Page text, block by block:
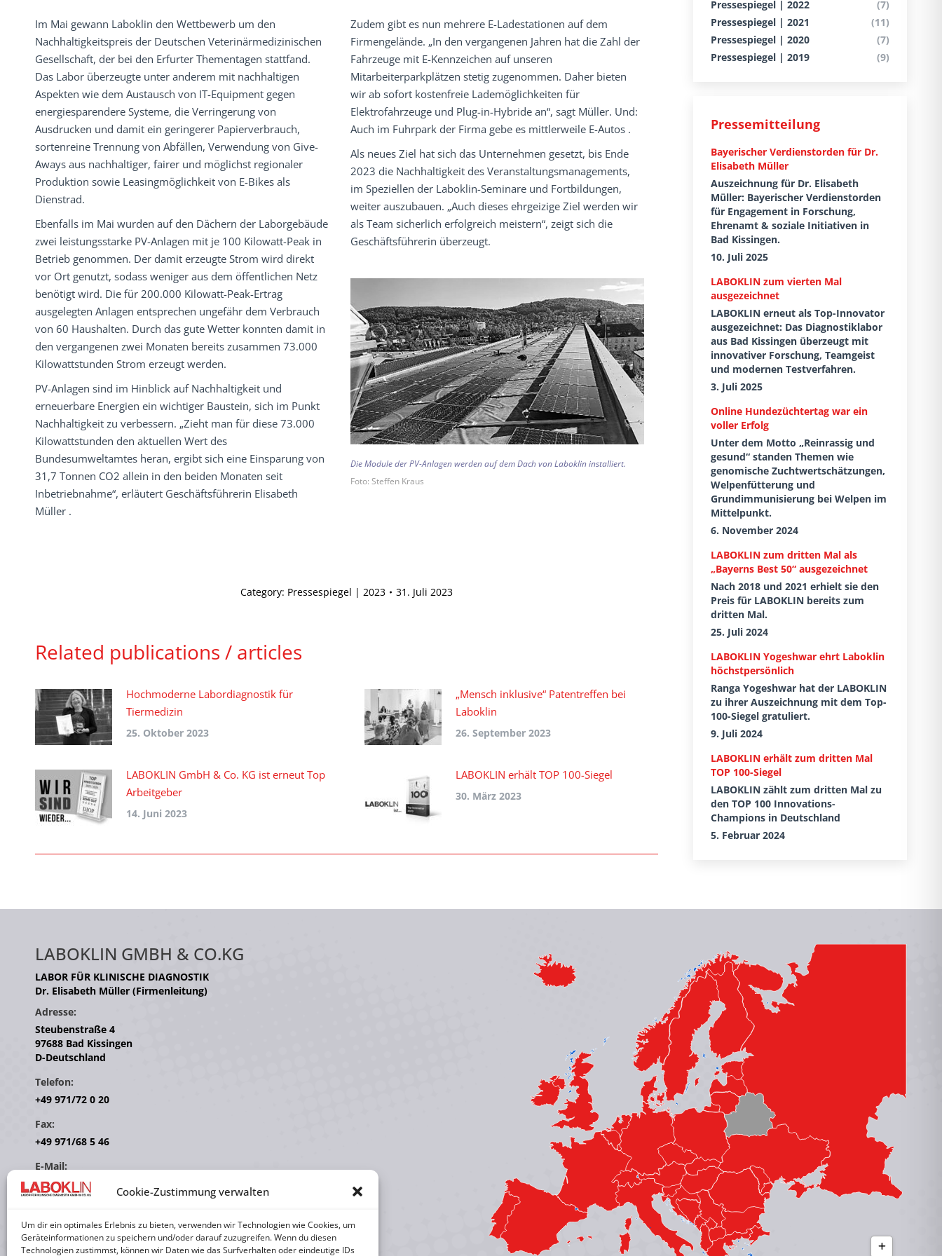
Cookie-Zustimmung verwalten
Um dir ein optimales Erlebnis zu bieten, verwenden wir Technologien wie Cookies, um
Geräteinformationen zu speichern und/oder darauf zuzugreifen. Wenn du diesen
Technologien zustimmst, können wir Daten wie das Surfverhalten oder eindeutige IDs
Im Mai gewann Laboklin den Wettbewerb um den
Nachhaltigkeitspreis der Deutschen Veterinärmedizinischen
Gesellschaft, der bei den Erfurter Thementagen stattfand.
Das Labor überzeugte unter anderem mit nachhaltigen
Aspekten wie dem Austausch von IT-Equipment gegen
energiesparendere Systeme, die Verringerung von
Ausdrucken und damit ein geringerer Papierverbrauch,
sortenreine Trennung von Abfällen, Verwendung von Give-
Aways aus nachhaltiger, fairer und möglichst regionaler
Produktion sowie Leasingmöglichkeit von E-Bikes als
Dienstrad.
Ebenfalls im Mai wurden auf den Dächern der Laborgebäude
zwei leistungsstarke PV-Anlagen mit je 100 Kilowatt-Peak in
Betrieb genommen. Der damit erzeugte Strom wird direkt
vor Ort genutzt, sodass weniger aus dem öffentlichen Netz
benötigt wird. Die für 200.000 Kilowatt-Peak-Ertrag
ausgelegten Anlagen entsprechen ungefähr dem Verbrauch
von 60 Haushalten. Durch das gute Wetter konnten damit in
den vergangenen zwei Monaten bereits zusammen 73.000
Kilowattstunden Strom erzeugt werden.
PV-Anlagen sind im Hinblick auf Nachhaltigkeit und
erneuerbare Energien ein wichtiger Baustein, sich im Punkt
Nachhaltigkeit zu verbessern. „Zieht man für diese 73.000
Kilowattstunden den aktuellen Wert des
Bundesumweltamtes heran, ergibt sich eine Einsparung von
31,7 Tonnen CO2 allein in den beiden Monaten seit
Inbetriebnahme“, erläutert Geschäftsführerin Elisabeth
Müller .
Zudem gibt es nun mehrere E-Ladestationen auf dem
Firmengelände. „In den vergangenen Jahren hat die Zahl der
Fahrzeuge mit E-Kennzeichen auf unseren
Mitarbeiterparkplätzen stetig zugenommen. Daher bieten
wir ab sofort kostenfreie Lademöglichkeiten für
Elektrofahrzeuge und Plug-in-Hybride an“, sagt Müller. Und:
Auch im Fuhrpark der Firma gebe es mittlerweile E-Autos .
Als neues Ziel hat sich das Unternehmen gesetzt, bis Ende
2023 die Nachhaltigkeit des Veranstaltungsmanagements,
im Speziellen der Laboklin-Seminare und Fortbildungen,
weiter auszubauen. „Auch dieses ehrgeizige Ziel werden wir
als Team sicherlich erfolgreich meistern“, zeigt sich die
Geschäftsführerin überzeugt.
Die Module der PV-Anlagen werden auf dem Dach von Laboklin installiert.
Foto: Steffen Kraus
Category: Pressespiegel | 2023 31. Juli 2023
Related publications / articles
Hochmoderne Labordiagnostik für
Tiermedizin
25. Oktober 2023
„Mensch inklusive“ Patentreffen bei
Laboklin
26. September 2023
LABOKLIN GmbH & Co. KG ist erneut Top
Arbeitgeber
14. Juni 2023
LABOKLIN erhält TOP 100-Siegel
30. März 2023
Pressespiegel | 2022
(7)
Pressespiegel | 2021
(11)
Pressespiegel | 2020
(7)
Pressespiegel | 2019
(9)
Pressemitteilung
Bayerischer Verdienstorden für Dr.
Elisabeth Müller
Auszeichnung für Dr. Elisabeth
Müller: Bayerischer Verdienstorden
für Engagement in Forschung,
Ehrenamt & soziale Initiativen in
Bad Kissingen.
10. Juli 2025
LABOKLIN zum vierten Mal
ausgezeichnet
LABOKLIN erneut als Top-Innovator
ausgezeichnet: Das Diagnostiklabor
aus Bad Kissingen überzeugt mit
innovativer Forschung, Teamgeist
und modernen Testverfahren.
3. Juli 2025
Online Hundezüchtertag war ein
voller Erfolg
Unter dem Motto „Reinrassig und
gesund“ standen Themen wie
genomische Zuchtwertschätzungen,
Welpenfütterung und
Grundimmunisierung bei Welpen im
Mittelpunkt.
6. November 2024
LABOKLIN zum dritten Mal als
„Bayerns Best 50“ ausgezeichnet
Nach 2018 und 2021 erhielt sie den
Preis für LABOKLIN bereits zum
dritten Mal.
25. Juli 2024
LABOKLIN Yogeshwar ehrt Laboklin
höchstpersönlich
Ranga Yogeshwar hat der LABOKLIN
zu ihrer Auszeichnung mit dem Top-
100-Siegel gratuliert.
9. Juli 2024
LABOKLIN erhält zum dritten Mal
TOP 100-Siegel
LABOKLIN zählt zum dritten Mal zu
den TOP 100 Innovations-
Champions in Deutschland
5. Februar 2024
LABOKLIN GMBH & CO.KG
LABOR FÜR KLINISCHE DIAGNOSTIK
Dr. Elisabeth Müller (Firmenleitung)
Adresse:
Steubenstraße 4
97688 Bad Kissingen
D-Deutschland
Telefon:
+49 971/72 0 20
Fax:
+49 971/68 5 46
E-Mail:
info[at]laboklin.com
Facebook
page
YouTube
page
Linkedin
page
Instagram
page